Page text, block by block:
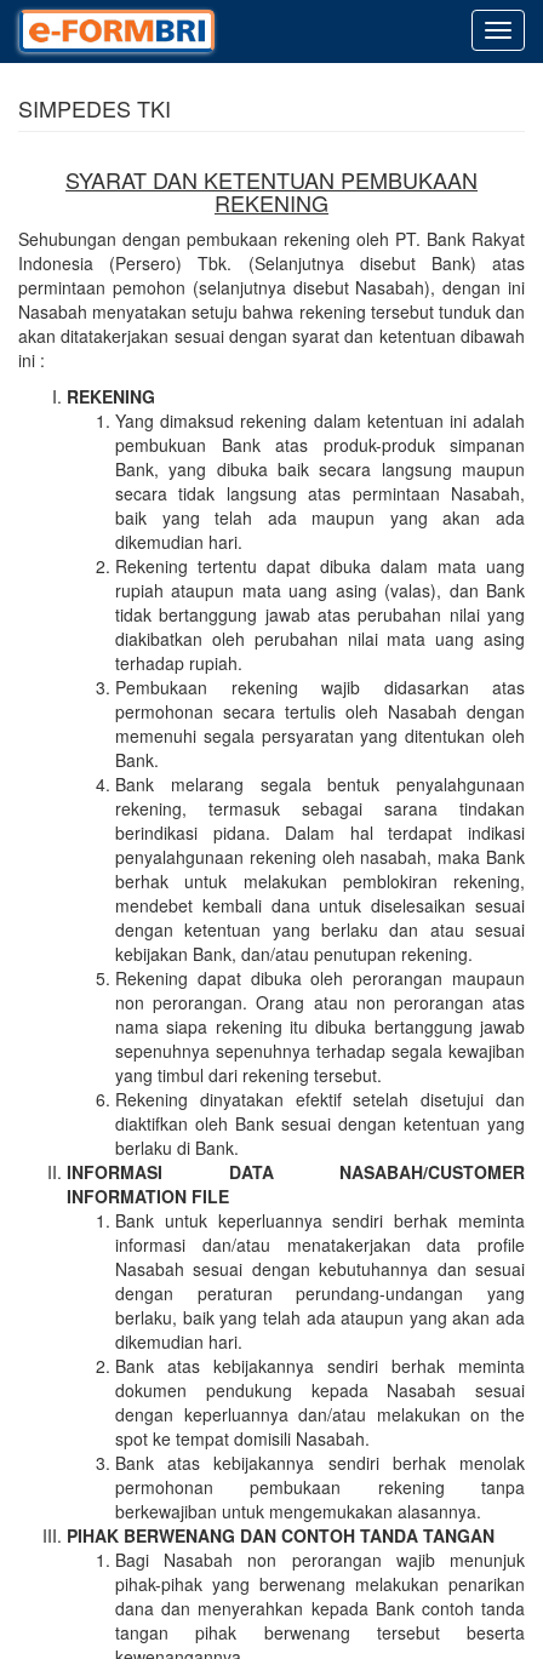
SIMPEDES TKI
SYARAT DAN KETENTUAN PEMBUKAAN
REKENING
Sehubungan dengan pembukaan rekening oleh PT. Bank Rakyat
Indonesia (Persero) Tbk. (Selanjutnya disebut Bank) atas
permintaan pemohon (selanjutnya disebut Nasabah), dengan ini
Nasabah menyatakan setuju bahwa rekening tersebut tunduk dan
akan ditatakerjakan sesuai dengan syarat dan ketentuan dibawah
ini :
REKENING
Yang dimaksud rekening dalam ketentuan ini adalah
pembukuan Bank atas produk-produk simpanan
Bank, yang dibuka baik secara langsung maupun
secara tidak langsung atas permintaan Nasabah,
baik yang telah ada maupun yang akan ada
dikemudian hari.
Rekening tertentu dapat dibuka dalam mata uang
rupiah ataupun mata uang asing (valas), dan Bank
tidak bertanggung jawab atas perubahan nilai yang
diakibatkan oleh perubahan nilai mata uang asing
terhadap rupiah.
Pembukaan rekening wajib didasarkan atas
permohonan secara tertulis oleh Nasabah dengan
memenuhi segala persyaratan yang ditentukan oleh
Bank.
Bank melarang segala bentuk penyalahgunaan
rekening, termasuk sebagai sarana tindakan
berindikasi pidana. Dalam hal terdapat indikasi
penyalahgunaan rekening oleh nasabah, maka Bank
berhak untuk melakukan pemblokiran rekening,
mendebet kembali dana untuk diselesaikan sesuai
dengan ketentuan yang berlaku dan atau sesuai
kebijakan Bank, dan/atau penutupan rekening.
Rekening dapat dibuka oleh perorangan maupaun
non perorangan. Orang atau non perorangan atas
nama siapa rekening itu dibuka bertanggung jawab
sepenuhnya sepenuhnya terhadap segala kewajiban
yang timbul dari rekening tersebut.
Rekening dinyatakan efektif setelah disetujui dan
diaktifkan oleh Bank sesuai dengan ketentuan yang
berlaku di Bank.
INFORMASI DATA NASABAH/CUSTOMER
INFORMATION FILE
Bank untuk keperluannya sendiri berhak meminta
informasi dan/atau menatakerjakan data profile
Nasabah sesuai dengan kebutuhannya dan sesuai
dengan peraturan perundang-undangan yang
berlaku, baik yang telah ada ataupun yang akan ada
dikemudian hari.
Bank atas kebijakannya sendiri berhak meminta
dokumen pendukung kepada Nasabah sesuai
dengan keperluannya dan/atau melakukan on the
spot ke tempat domisili Nasabah.
Bank atas kebijakannya sendiri berhak menolak
permohonan pembukaan rekening tanpa
berkewajiban untuk mengemukakan alasannya.
PIHAK BERWENANG DAN CONTOH TANDA TANGAN
Bagi Nasabah non perorangan wajib menunjuk
pihak-pihak yang berwenang melakukan penarikan
dana dan menyerahkan kepada Bank contoh tanda
tangan pihak berwenang tersebut beserta